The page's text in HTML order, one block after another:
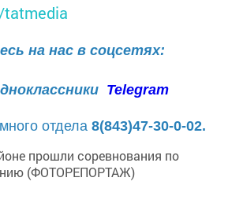
на нас в соцсетях:
Telegram
отдела 8(843)47-30-0-02.